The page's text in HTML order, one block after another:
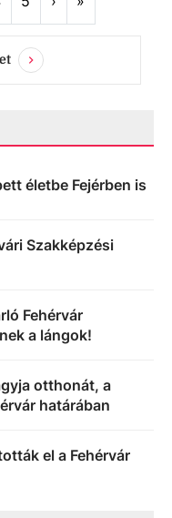
életbe Fejérben is
Szakképzési
Fehérvár
a lángok!
otthonát, a
határában
el a Fehérvár